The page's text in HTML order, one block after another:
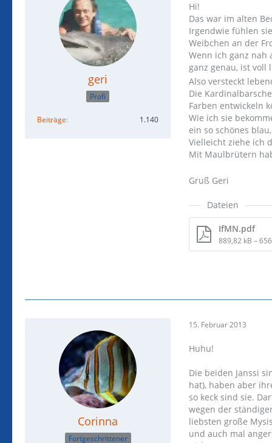
geri
Profi
Beiträge 1.140
Hi!
Das war im alten
Irgendwie fühlen
Weibchen an der
Wenn ich ganz nah
ganz genau, ist voll
Also versteckt
Die
Farben entwickeln
Wie ich sie
ein so schönes
Vielleicht ziehe ich
Mit Maulbrütern
Gruß Geri
Dateien
IfMN.pdf
889,82 kB –
Corinna
Fortgeschrittener
15. Februar 2013
Huhu!
Die beiden Janssi
hat), haben aber
so keck sind sie.
wegen der
liebsten große
und auch mal